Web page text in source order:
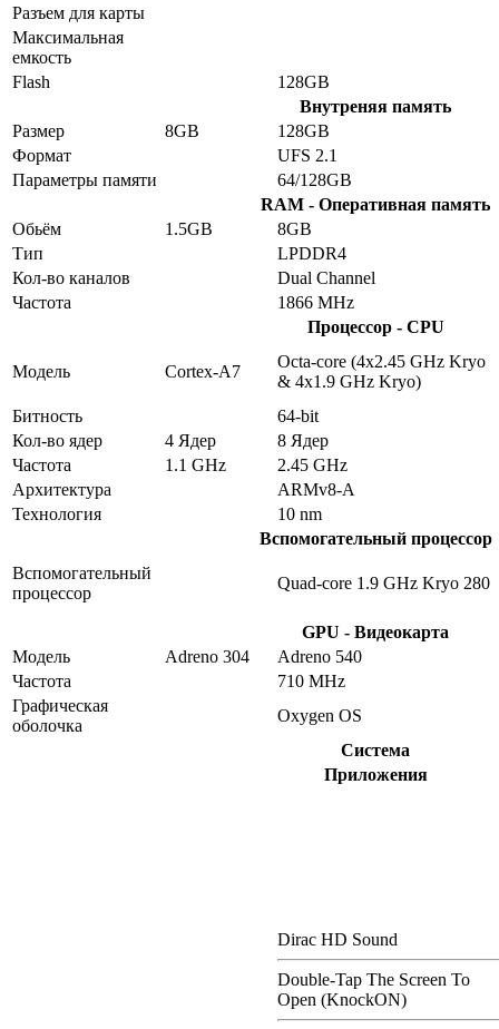
Разъем для карты
Максимальная
емкость
Flash
128GB
Внутреняя память
Размер
8GB
128GB
Формат
UFS 2.1
Параметры памяти
64/128GB
RAM - Оперативная память
Обьём
1.5GB
8GB
Тип
LPDDR4
Кол-во каналов
Dual Channel
Частота
1866 MHz
Процессор - CPU
Модель Cortex-A7
Octa-core (4x2.45 GHz Kryo
& 4x1.9 GHz Kryo)
Битность
64-bit
Кол-во ядер
4 Ядер
8 Ядер
Частота
1.1 GHz
2.45 GHz
Архитектура
ARMv8-A
Технология
10 nm
Вспомогательный процессор
Вспомогательный
процессор
Quad-core 1.9 GHz Kryo 280
GPU - Видеокарта
Модель
Adreno 304
Adreno 540
Частота
710 MHz
Графическая
оболочка
Oxygen OS
Система
Приложения
Dirac HD Sound
Double-Tap The Screen To
Open (KnockON)